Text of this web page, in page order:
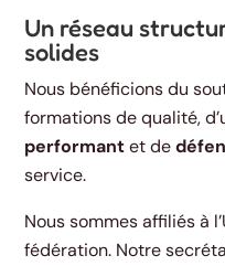
Un réseau
solides
Nous bénéficions du
formations de qualité,
performantet de
service.
Nous sommes affiliés à
fédération. Notre